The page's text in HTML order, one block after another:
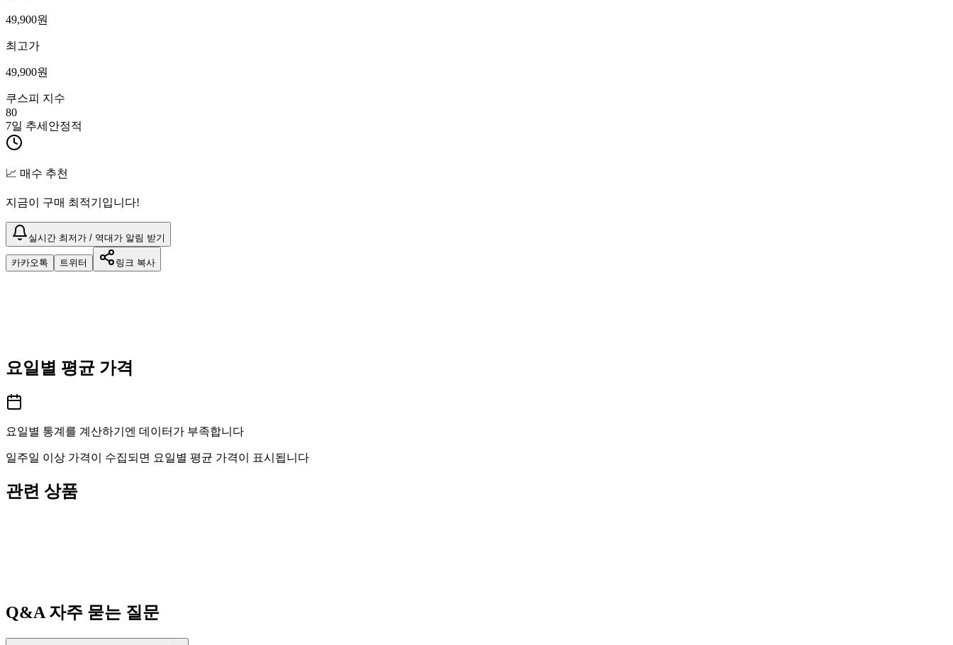
49,900원
최고가
49,900원
쿠스피 지수
80
7일 추세 안정적
📈 매수 추천
지금이 구매 최적기입니다!
실시간 최저가 / 역대가 알림 받기
카카오톡 트위터 링크 복사
요일별 평균 가격
요일별 통계를 계산하기엔 데이터가 부족합니다
일주일 이상 가격이 수집되면 요일별 평균 가격이 표시됩니다
관련 상품
Q&A자주 묻는 질문